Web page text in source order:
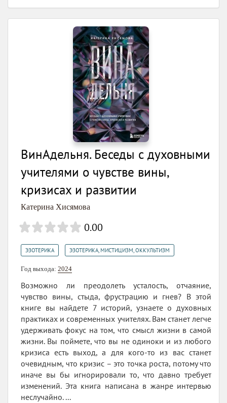
ВинАдельня. Беседы с духовными
учителями о чувстве вины,
кризисах и развитии
Катерина Хисямова
0.00
ЭЗОТЕРИКА ЭЗОТЕРИКА, МИСТИЦИЗМ, ОККУЛЬТИЗМ
Год выхода: 2024
Возможно ли преодолеть усталость, отчаяние,
чувство вины, стыда, фрустрацию и гнев? В этой
книге вы найдете 7 историй, узнаете о духовных
практиках и современных учителях. Вам станет легче
удерживать фокус на том, что смысл жизни в самой
жизни. Вы поймете, что вы не одиноки и из любого
кризиса есть выход, а для кого-то из вас станет
очевидным, что кризис – это точка роста, потому что
иначе вы бы игнорировали то, что давно требует
изменений. Эта книга написана в жанре интервью
неслучайно. ...